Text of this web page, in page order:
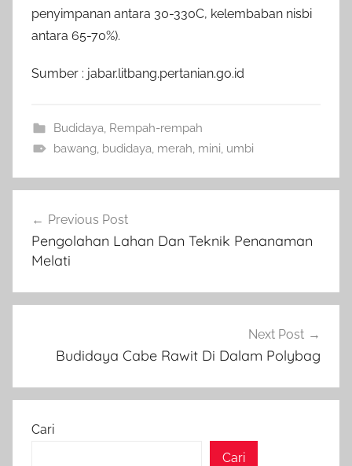
penyimpanan antara 30-330C, kelembaban nisbi
antara 65-70%).
Sumber : jabar.litbang.pertanian.go.id
Budidaya, Rempah-rempah
bawang, budidaya, merah, mini, umbi
pos
Previous Post
Pengolahan Lahan Dan Teknik Penanaman
Melati
Next Post
Budidaya Cabe Rawit Di Dalam Polybag
Cari
Cari